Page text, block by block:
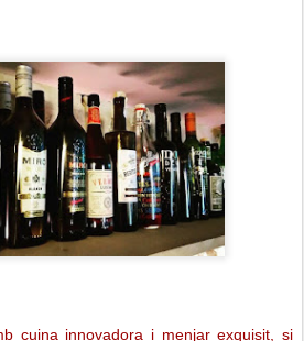
cuina innovadora i menjar exquisit, si